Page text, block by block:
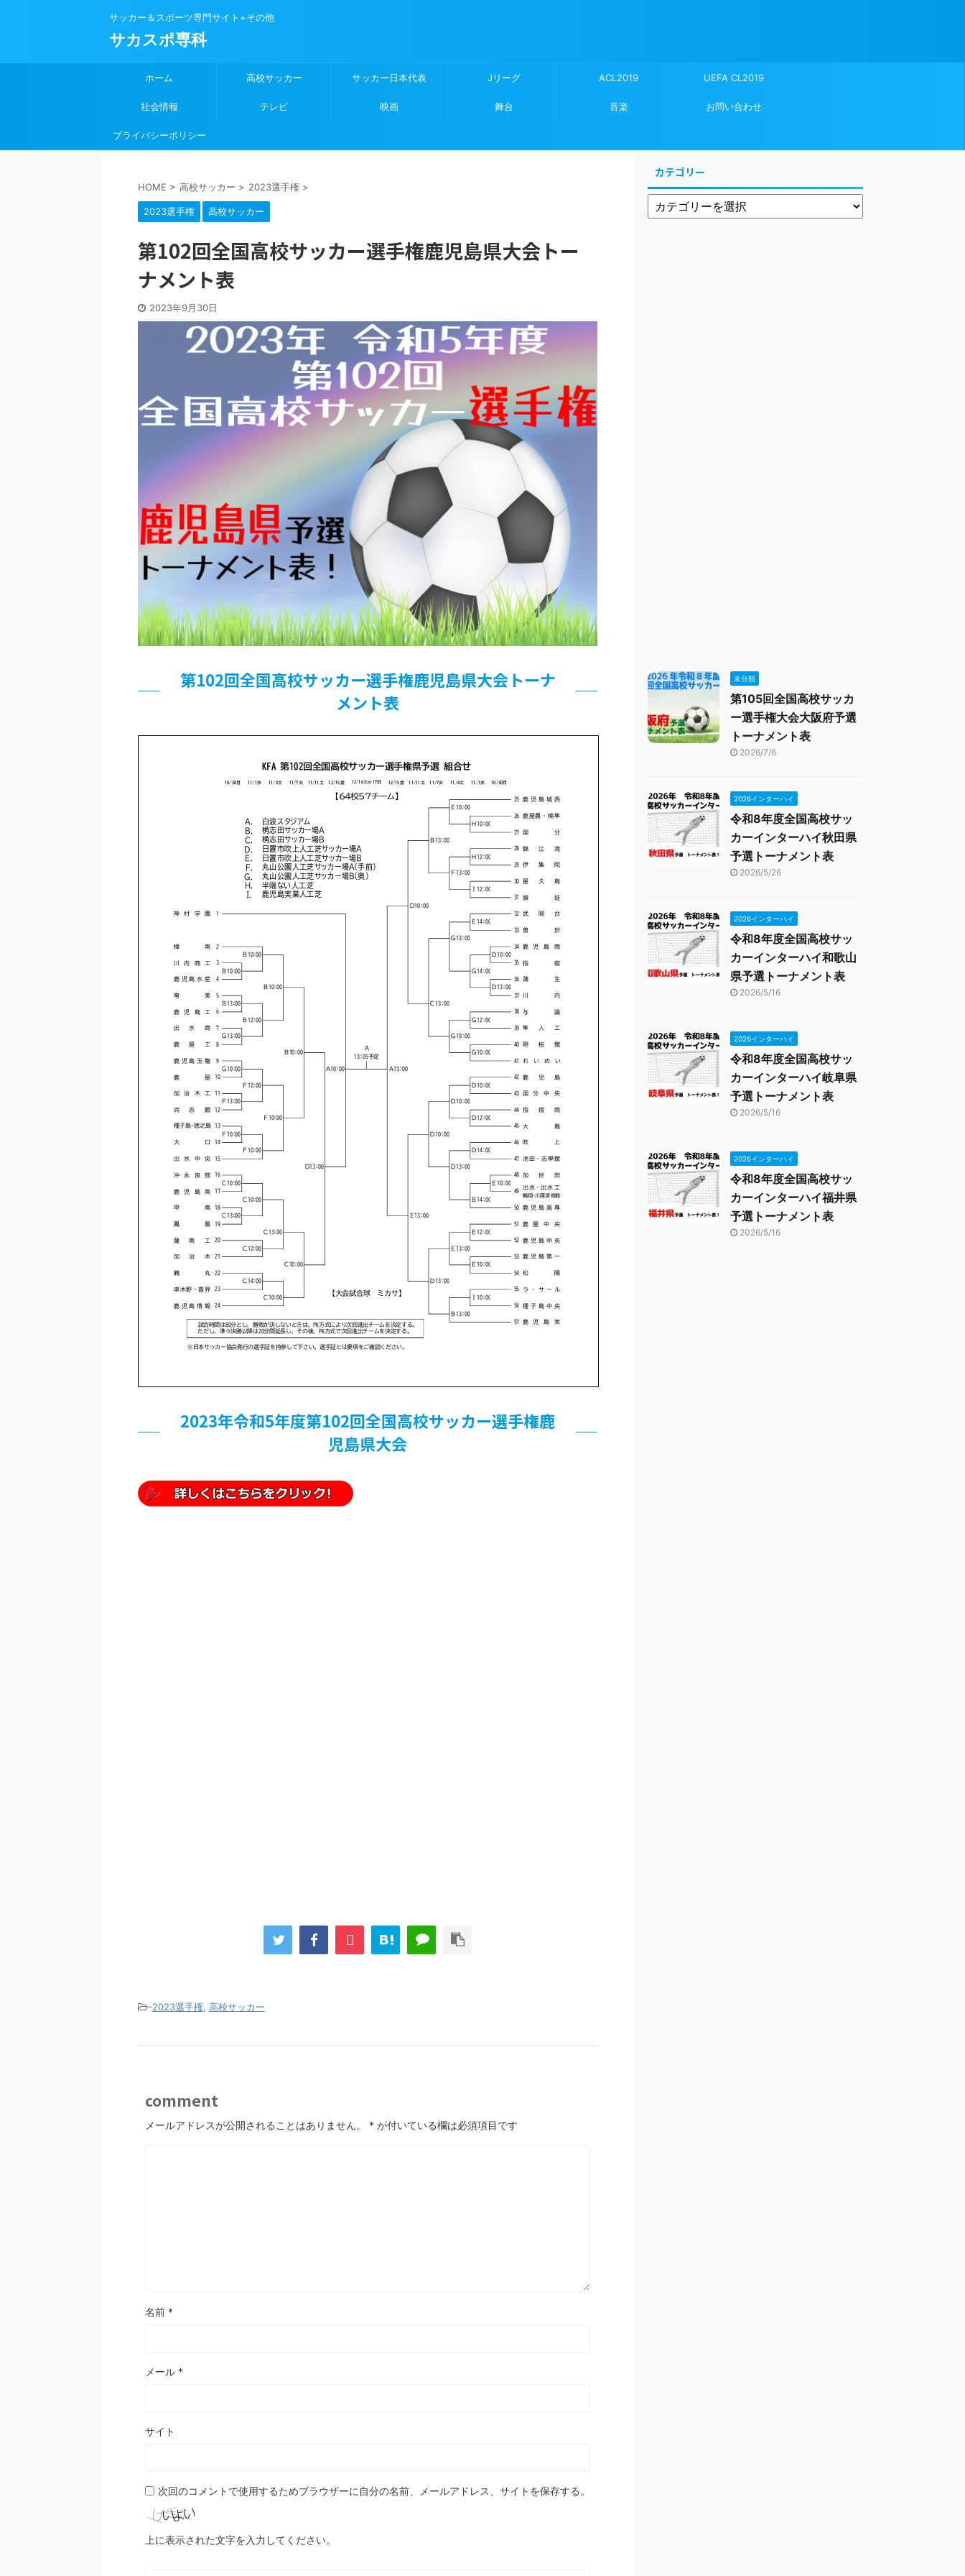
サッカー＆スポーツ専門サイト+その他
サカスポ専科
ホーム 高校サッカー サッカー日本代表 Jリーグ ACL2019 UEFA CL2019
社会情報 テレビ 映画 舞台 音楽 お問い合わせ
プライバシーポリシー
HOME > 高校サッカー > 2023選手権 >
2023選手権 高校サッカー
第102回全国高校サッカー選手権鹿児島県大会トー
ナメント表
2023年9月30日
第102回全国高校サッカー選手権鹿児島県大会トーナ
メント表
2023年令和5年度第102回全国高校サッカー選手権鹿
児島県大会
-2023選手権, 高校サッカー
comment
メールアドレスが公開されることはありません。 * が付いている欄は必須項目です
名前 *
メール *
サイト
次回のコメントで使用するためブラウザーに自分の名前、メールアドレス、サイトを保存する。
上に表示された文字を入力してください。
カテゴリー
未分類
第105回全国高校サッカ
ー選手権大会大阪府予選
トーナメント表
2026/7/6
2026インターハイ
令和8年度全国高校サッ
カーインターハイ秋田県
予選トーナメント表
2026/5/26
2026インターハイ
令和8年度全国高校サッ
カーインターハイ和歌山
県予選トーナメント表
2026/5/16
2026インターハイ
令和8年度全国高校サッ
カーインターハイ岐阜県
予選トーナメント表
2026/5/16
2026インターハイ
令和8年度全国高校サッ
カーインターハイ福井県
予選トーナメント表
2026/5/16